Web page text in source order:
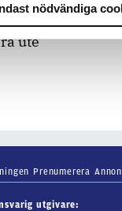
nödvändiga
juni 2026
Johansson:
ute
Prenumerera
utgivare: